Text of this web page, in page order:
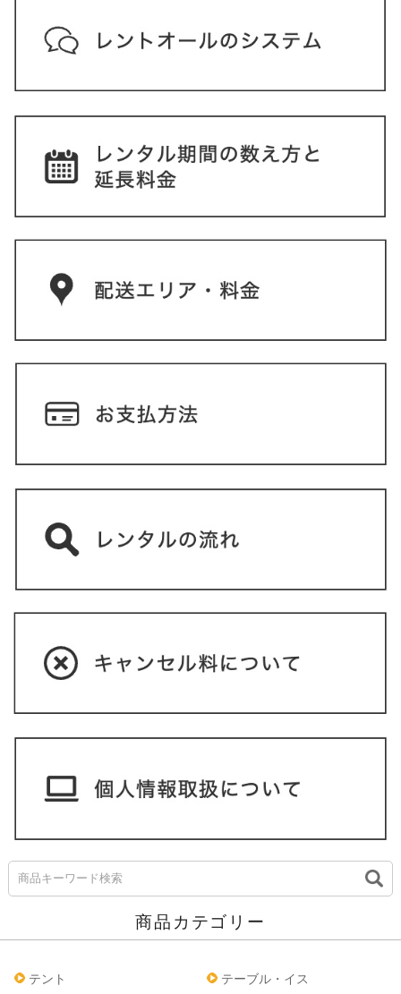
商品カテゴリー
テント テーブル・イス